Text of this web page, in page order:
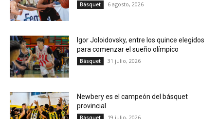
Básquet 6 agosto, 2026
Igor Joloidovsky, entre los quince elegidos
para comenzar el sueño olímpico
Básquet 31 julio, 2026
Newbery es el campeón del básquet
provincial
Básquet 19 julio, 2026